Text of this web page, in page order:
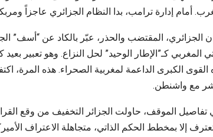
أمام إدارة ترامب، بدا النظام الجزائري عاجزاً
الجزائري، المقتضب والحذر، عبّر بالكاد عن “أسف”
المغربي كـ”الإطار الوحيد” لحل النزاع. وهو تعبير
القوى الكبرى الداعمة لمغربية الصحراء. هذه المرة،
مع واشنطن.
تفاصيل الموقف، حاولت الجزائر التخفيف من وقع
إلا بمخطط الحكم الذاتي، متجاهلة الاعتراف
أحداث سبتة عن